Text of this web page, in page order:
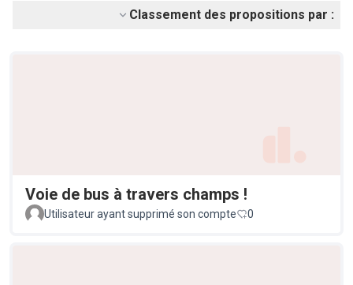
Classement des propositions par :
Voie de bus à travers champs !
Utilisateur ayant supprimé son compte 0